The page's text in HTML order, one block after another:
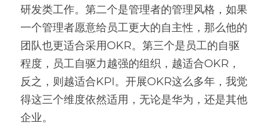
研发类工作。第二个是管理者的管理风格，如果
一个管理者愿意给员工更大的自主性，那么他的
团队也更适合采用OKR。第三个是员工的自驱
程度，员工自驱力越强的组织，越适合OKR，
反之，则越适合KPI。开展OKR这么多年，我觉
得这三个维度依然适用，无论是华为，还是其他
企业。